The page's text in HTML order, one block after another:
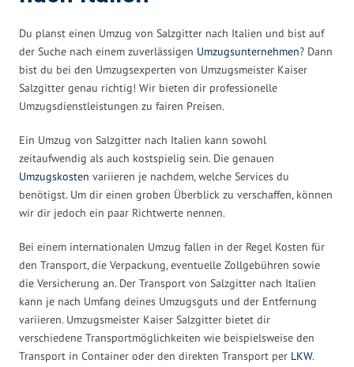
Du planst einen Umzug von Salzgitter nach Italien und bist auf
der Suche nach einem zuverlässigen Umzugsunternehmen? Dann
bist du bei den Umzugsexperten von Umzugsmeister Kaiser
Salzgitter genau richtig! Wir bieten dir professionelle
Umzugsdienstleistungen zu fairen Preisen.
Ein Umzug von Salzgitter nach Italien kann sowohl
zeitaufwendig als auch kostspielig sein. Die genauen
Umzugskosten variieren je nachdem, welche Services du
benötigst. Um dir einen groben Überblick zu verschaffen, können
wir dir jedoch ein paar Richtwerte nennen.
Bei einem internationalen Umzug fallen in der Regel Kosten für
den Transport, die Verpackung, eventuelle Zollgebühren sowie
die Versicherung an. Der Transport von Salzgitter nach Italien
kann je nach Umfang deines Umzugsguts und der Entfernung
variieren. Umzugsmeister Kaiser Salzgitter bietet dir
verschiedene Transportmöglichkeiten wie beispielsweise den
Transport in Container oder den direkten Transport per LKW.